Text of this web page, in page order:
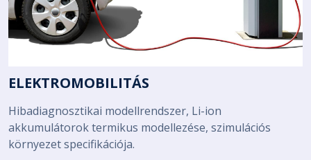
ELEKTROMOBILITÁS
Hibadiagnosztikai modellrendszer, Li-ion
akkumulátorok termikus modellezése, szimulációs
környezet specifikációja.